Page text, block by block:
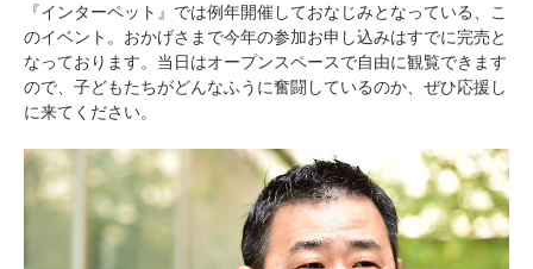
『インターペット』では例年開催しておなじみとなっている、こ
のイベント。おかげさまで今年の参加お申し込みはすでに完売と
なっております。当日はオープンスペースで自由に観覧できます
ので、子どもたちがどんなふうに奮闘しているのか、ぜひ応援し
に来てください。